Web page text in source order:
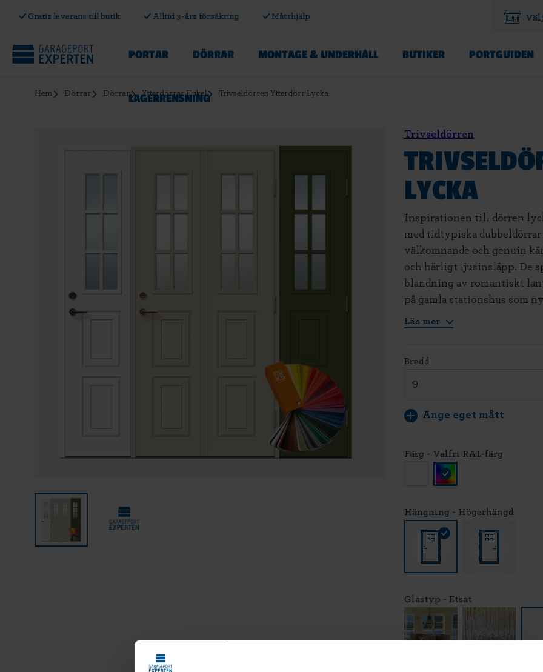
Gratis leverans till butik Alltid 3-års försäkring Måtthjälp
PORTAR DÖRRAR MONTAGE & UNDERHÅLL BUTIKER PORTGUIDEN
LAGERRENSNING
Hem Dörrar Dörrar Ytterdörrar Enkel Trivseldörren Ytterdörr Lycka
Trivseldörren
LYCKA
Inspirationen till dörren
med tidtypiska dubbeldörrar
välkomnande och genuin
och härligt ljusinsläpp. De
blandning av romantiskt
på gamla stationshus som
Läs mer
Bredd
Ange eget mått
Färg - Valfri RAL-färg
Hängning - Högerhängd
Glastyp - Etsat